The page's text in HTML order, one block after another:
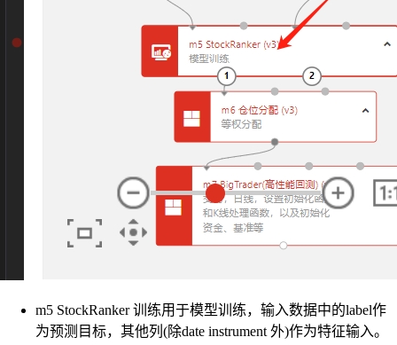
m5 StockRanker 训练用于模型训练，输入数据中的label作
为预测目标，其他列(除date instrument 外)作为特征输入。